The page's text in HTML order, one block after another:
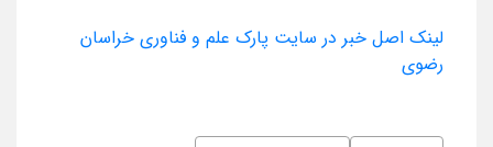
لینک اصل خبر در سایت پارک علم و فناوری خراسان
رضوی